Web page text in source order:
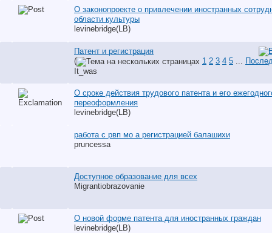
О законопроекте о привлечении иностранных
области культуры
levinebridge(LB)
Патент и регистрация
(
1 2 3 4 5 ...
It_was
О сроке действия трудового патента и его
переоформления
levinebridge(LB)
работа с рвп мо а регистрацией балашихи
pruncessa
Доступное образование для всех
Migrantiobrazovanie
О новой форме патента для иностранных граждан
levinebridge(LB)